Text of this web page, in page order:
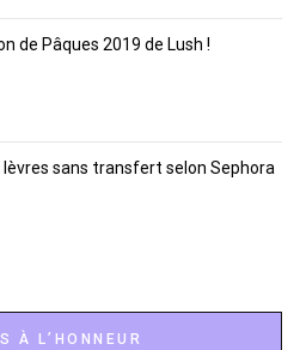
de Pâques 2019 de Lush !
lèvres sans transfert selon Sephora
À L’HONNEUR